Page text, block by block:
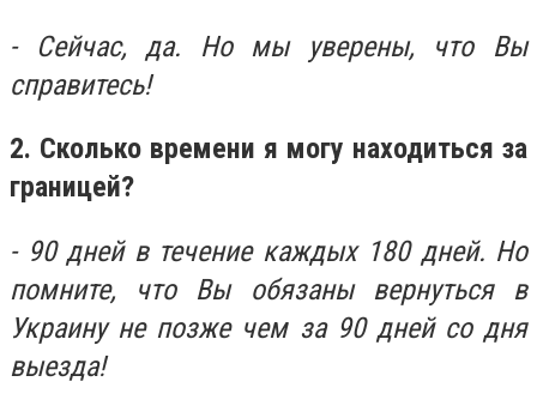
- Сейчас, да. Но мы уверены, что Вы
справитесь!
2. Сколько времени я могу находиться за
границей?
- 90 дней в течение каждых 180 дней. Но
помните, что Вы обязаны вернуться в
Украину не позже чем за 90 дней со дня
выезда!